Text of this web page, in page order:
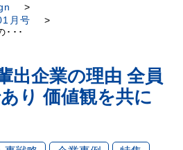
月号
･･･
出企業の理由 全員
り 価値観を共に